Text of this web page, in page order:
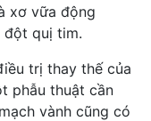
xơ vữa động
đột quị tim.
trị thay thế của
phẫu thuật cần
vành cũng có